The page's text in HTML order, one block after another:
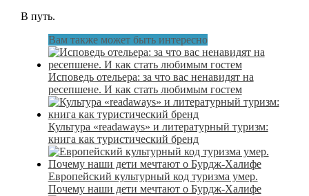
В путь.
Вам также может быть интересно
Исповедь отельера: за что вас ненавидят на
ресепшене. И как стать любимым гостем
Культура «readaways» и литературный туризм:
книга как туристический бренд
Европейский культурный код туризма умер.
Почему наши дети мечтают о Бурдж-Халифе